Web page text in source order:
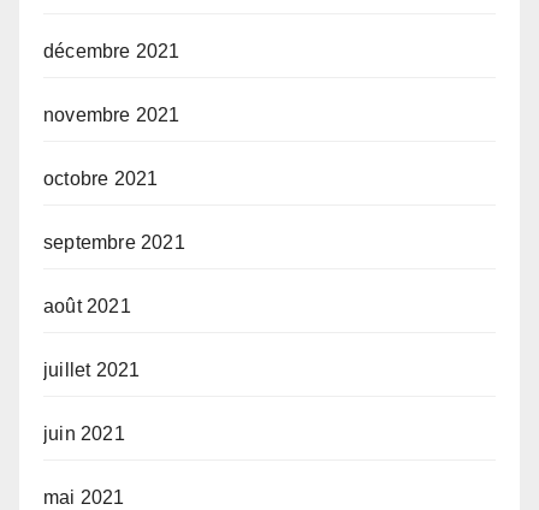
décembre 2021
novembre 2021
octobre 2021
septembre 2021
août 2021
juillet 2021
juin 2021
mai 2021